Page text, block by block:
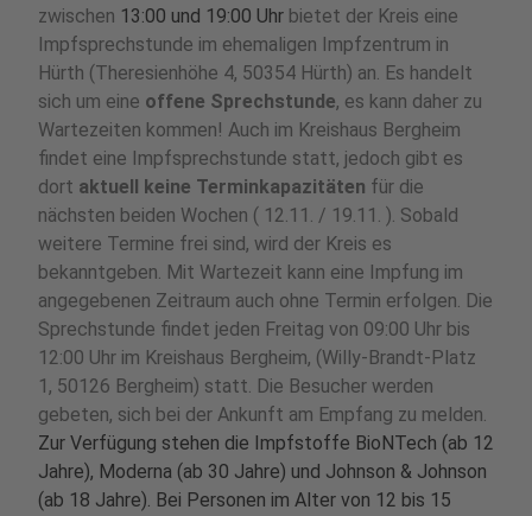
zwischen 13:00 und 19:00 Uhr bietet der Kreis eine
Impfsprechstunde im ehemaligen Impfzentrum in
Hürth (Theresienhöhe 4, 50354 Hürth) an. Es handelt
sich um eine offene Sprechstunde, es kann daher zu
Wartezeiten kommen! Auch im Kreishaus Bergheim
findet eine Impfsprechstunde statt, jedoch gibt es
dort aktuell keine Terminkapazitäten für die
nächsten beiden Wochen ( 12.11. / 19.11. ). Sobald
weitere Termine frei sind, wird der Kreis es
bekanntgeben. Mit Wartezeit kann eine Impfung im
angegebenen Zeitraum auch ohne Termin erfolgen. Die
Sprechstunde findet jeden Freitag von 09:00 Uhr bis
12:00 Uhr im Kreishaus Bergheim, (Willy-Brandt-Platz
1, 50126 Bergheim) statt. Die Besucher werden
gebeten, sich bei der Ankunft am Empfang zu melden.
Zur Verfügung stehen die Impfstoffe BioNTech (ab 12
Jahre), Moderna (ab 30 Jahre) und Johnson & Johnson
(ab 18 Jahre). Bei Personen im Alter von 12 bis 15